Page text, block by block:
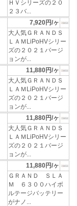
ＨＶシリーズの２０
２３バ...
7,920円/ヶ
大人気ＧＲＡＮＤＳ
ＬＡＭLiPoHVシリー
ズの２０２１バージ
ョンが...
11,880円/ヶ
大人気ＧＲＡＮＤＳ
ＬＡＭLiPoHVシリー
ズの２０２１バージ
ョンが...
11,880円/ヶ
大人気ＧＲＡＮＤＳ
ＬＡＭLiPoHVシリー
ズの２０２１バージ
ョンが...
11,880円/ヶ
ＧＲＡＮＤ ＳＬＡ
Ｍ ６３００ハイボ
ルテージバッテリー
がナノ...